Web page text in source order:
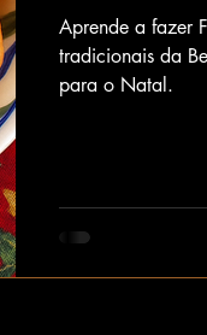
Aprende a fazer
tradicionais da
para o Natal.